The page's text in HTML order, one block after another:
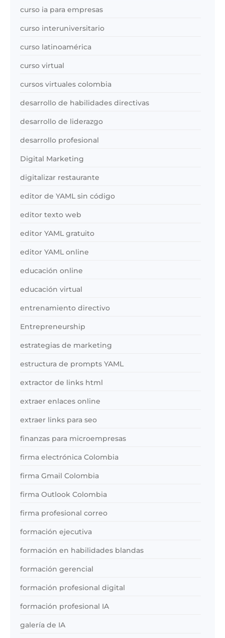
curso ia para empresas
curso interuniversitario
curso latinoamérica
curso virtual
cursos virtuales colombia
desarrollo de habilidades directivas
desarrollo de liderazgo
desarrollo profesional
Digital Marketing
digitalizar restaurante
editor de YAML sin código
editor texto web
editor YAML gratuito
editor YAML online
educación online
educación virtual
entrenamiento directivo
Entrepreneurship
estrategias de marketing
estructura de prompts YAML
extractor de links html
extraer enlaces online
extraer links para seo
finanzas para microempresas
firma electrónica Colombia
firma Gmail Colombia
firma Outlook Colombia
firma profesional correo
formación ejecutiva
formación en habilidades blandas
formación gerencial
formación profesional digital
formación profesional IA
galería de IA